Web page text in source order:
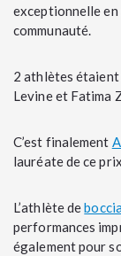
exceptionnelle en
communauté.
2 athlètes
Levine et Fatima
C’est finalement
lauréate de ce prix.
L’athlète deboccia
performances
également pour